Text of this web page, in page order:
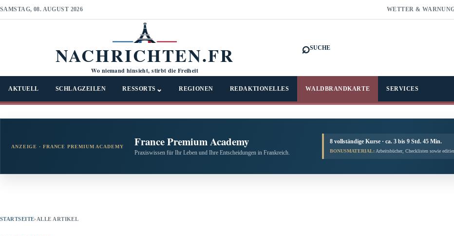
SAMSTAG, 08. AUGUST 2026 WETTER &
NACHRICHTEN.FR
Wo niemand hinsieht, stirbt die Freiheit
⌕SUCHE
AKTUELL SCHLAGZEILEN RESSORTS ⌄ REGIONEN REDAKTIONELLES WALDBRANDKARTE SERVICES
ANZEIGE · FRANCE PREMIUM ACADEMY France Premium Academy
Praxiswissen für Ihr Leben und Ihre Entscheidungen in Frankreich.
8 vollständige Kurse · ca. 3 bis 9 Std. 45 Min.
BONUSMATERIAL: Arbeitsbücher, Checklisten sowie
STARTSEITE› ALLE ARTIKEL